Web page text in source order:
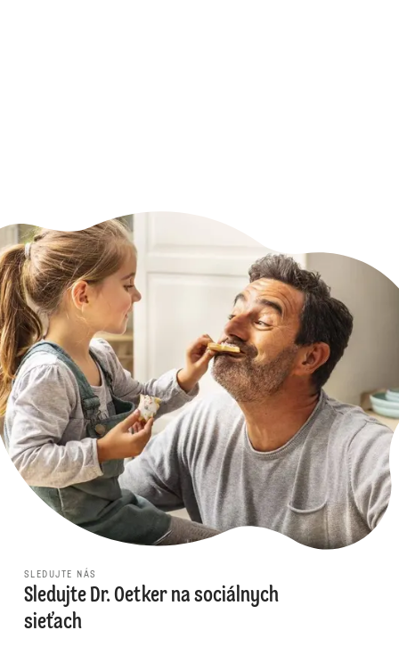
SLEDUJTE NÁS
Sledujte Dr. Oetker na sociálnych
sieťach